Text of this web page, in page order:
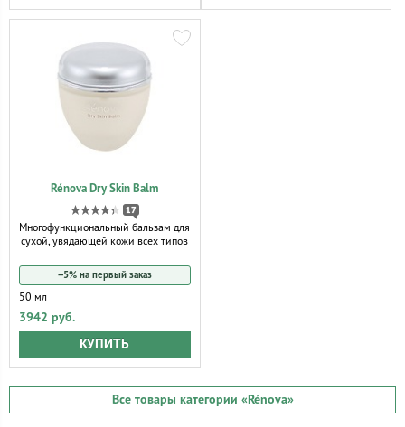
Rénova Dry Skin Balm
17
Многофункциональный бальзам для
сухой, увядающей кожи всех типов
−5% на первый заказ
50 мл
3942 руб.
КУПИТЬ
Все товары категории «Rénova»